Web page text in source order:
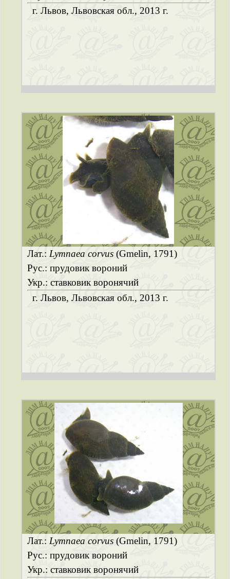
г. Львов, Львовская обл., 2013 г.
Лат.: Lymnaea corvus(Gmelin, 1791)
Рус.: прудовик вороний
Укр.: ставковик воронячий
г. Львов, Львовская обл., 2013 г.
Лат.: Lymnaea corvus(Gmelin, 1791)
Рус.: прудовик вороний
Укр.: ставковик воронячий